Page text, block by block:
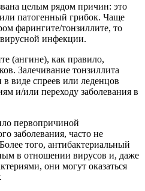
целым рядом причин: это
патогенный грибок. Чаще
фарингите/тонзиллите, то
инфекции.
(ангине), как правило,
Залечивание тонзиллита
виде спреев или леденцов
и/или переходу заболевания в
первопричиной
заболевания, часто не
того, антибактериальный
в отношении вирусов и, даже
они могут оказаться